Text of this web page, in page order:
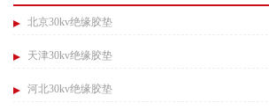
北京30kv绝缘胶垫
天津30kv绝缘胶垫
河北30kv绝缘胶垫